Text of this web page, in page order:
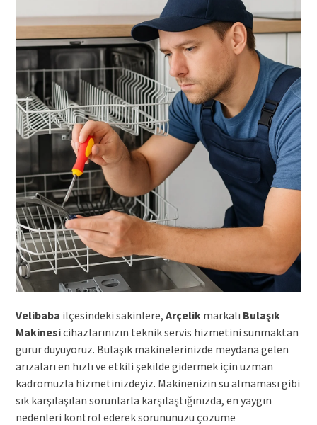
Velibaba ilçesindeki sakinlere, Arçelikmarkalı Bulaşık
Makinesicihazlarınızın teknik servis hizmetini sunmaktan
gurur duyuyoruz. Bulaşık makinelerinizde meydana gelen
arızaları en hızlı ve etkili şekilde gidermek için uzman
kadromuzla hizmetinizdeyiz. Makinenizin su almaması gibi
sık karşılaşılan sorunlarla karşılaştığınızda, en yaygın
nedenleri kontrol ederek sorununuzu çözüme